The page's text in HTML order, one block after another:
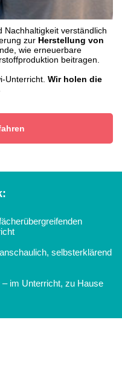
Nachhaltigkeit verständlich
zur Herstellung von
wie erneuerbare
beitragen.
Unterricht. Wir holen die
selbsterklärend
– im Unterricht, zu Hause